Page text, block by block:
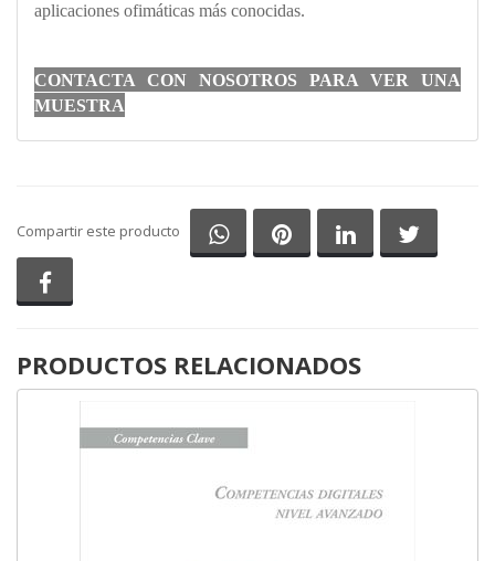
aplicaciones ofimáticas más conocidas.
CONTACTA CON NOSOTROS PARA VER UNA
MUESTRA
Compartir este producto Compartir en Whatsapp
Compartir en Pinterest
Compartir en
PRODUCTOS RELACIONADOS